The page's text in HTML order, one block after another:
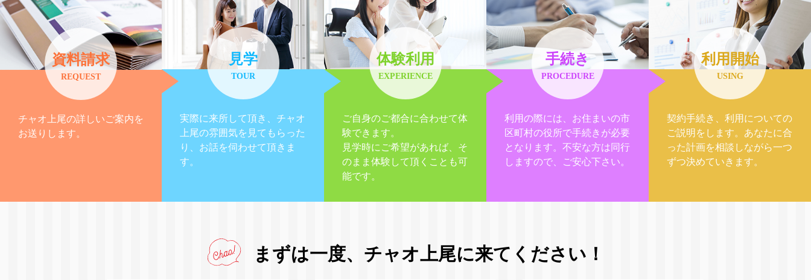
資料請求
REQUEST
チャオ上尾の詳しいご案内を
お送りします。
見学
TOUR
実際に来所して頂き、チャオ
上尾の雰囲気を見てもらった
り、お話を伺わせて頂きま
す。
体験利用
EXPERIENCE
ご自身のご都合に合わせて体
験できます。
見学時にご希望があれば、そ
のまま体験して頂くことも可
能です。
手続き
PROCEDURE
利用の際には、お住まいの市
区町村の役所で手続きが必要
となります。不安な方は同行
しますので、ご安心下さい。
利用開始
USING
契約手続き、利用についての
ご説明をします。あなたに合
った計画を相談しながら一つ
ずつ決めていきます。
まずは一度、 チャオ上尾に来てください！